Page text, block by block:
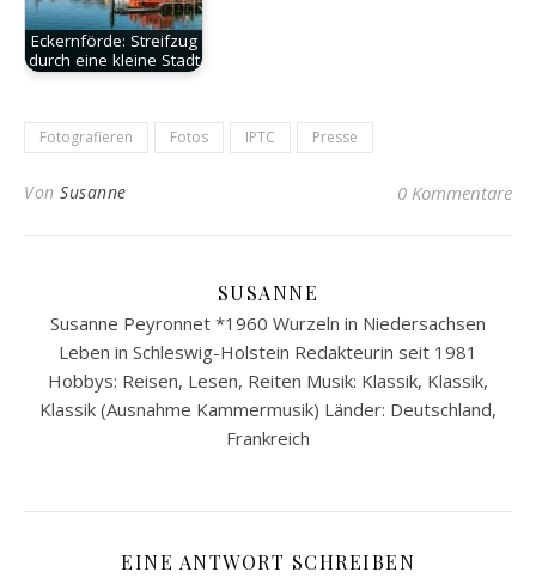
Eckernförde: Streifzug
durch eine kleine Stadt
Fotografieren Fotos IPTC Presse
Von Susanne 0 Kommentare
SUSANNE
Susanne Peyronnet *1960 Wurzeln in Niedersachsen
Leben in Schleswig-Holstein Redakteurin seit 1981
Hobbys: Reisen, Lesen, Reiten Musik: Klassik, Klassik,
Klassik (Ausnahme Kammermusik) Länder: Deutschland,
Frankreich
EINE ANTWORT SCHREIBEN